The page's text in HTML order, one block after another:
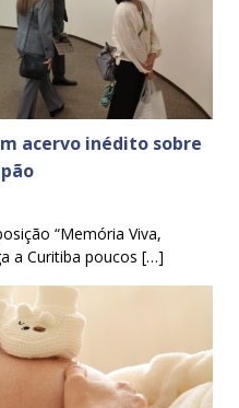
acervo inédito sobre
“Memória Viva,
a Curitiba poucos […]